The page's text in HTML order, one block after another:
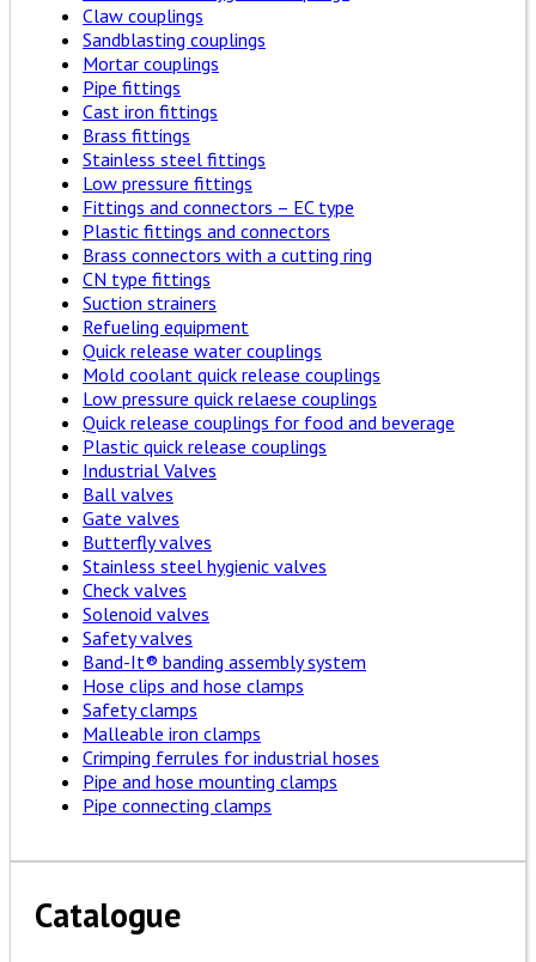
Claw couplings
Sandblasting couplings
Mortar couplings
Pipe fittings
Cast iron fittings
Brass fittings
Stainless steel fittings
Low pressure fittings
Fittings and connectors – EC type
Plastic fittings and connectors
Brass connectors with a cutting ring
CN type fittings
Suction strainers
Refueling equipment
Quick release water couplings
Mold coolant quick release couplings
Low pressure quick relaese couplings
Quick release couplings for food and beverage
Plastic quick release couplings
Industrial Valves
Ball valves
Gate valves
Butterfly valves
Stainless steel hygienic valves
Check valves
Solenoid valves
Safety valves
Band-It® banding assembly system
Hose clips and hose clamps
Safety clamps
Malleable iron clamps
Crimping ferrules for industrial hoses
Pipe and hose mounting clamps
Pipe connecting clamps
Catalogue